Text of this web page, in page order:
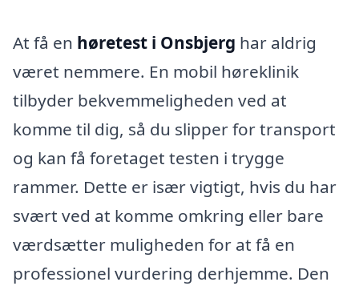
At få en høretest i Onsbjerg har aldrig
været nemmere. En mobil høreklinik
tilbyder bekvemmeligheden ved at
komme til dig, så du slipper for transport
og kan få foretaget testen i trygge
rammer. Dette er især vigtigt, hvis du har
svært ved at komme omkring eller bare
værdsætter muligheden for at få en
professionel vurdering derhjemme. Den